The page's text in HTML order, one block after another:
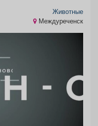
Животные
Междуреченск